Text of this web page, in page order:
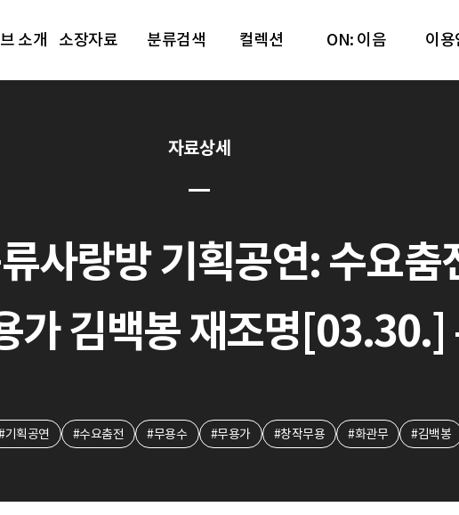
소개 소장자료 분류검색 컬렉션 ON: 이음 이용
자료상세
사랑방 기획공연: 수요춤
가 김백봉 재조명
기획공연 #수요춤전 #무용수 #무용가 #창작무용 #화관무 #김백봉